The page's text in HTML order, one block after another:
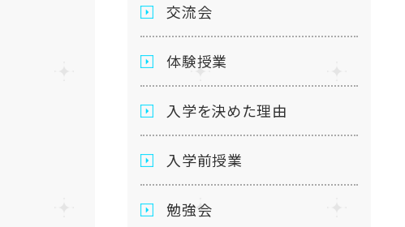
交流会
体験授業
入学を決めた理由
入学前授業
勉強会